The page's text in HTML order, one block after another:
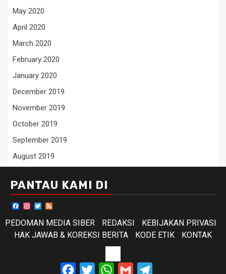
May 2020
April 2020
March 2020
February 2020
January 2020
December 2019
November 2019
October 2019
September 2019
August 2019
PANTAU KAMI DI
Facebook
Instagram
Twitter
PEDOMAN MEDIA SIBER
REDAKSI
KEBIJAKAN PRIVASI
HAK JAWAB & KOREKSI BERITA
KODE ETIK KONTAK
ETIK
Facebook
TwitterWhatsApp
Gmail